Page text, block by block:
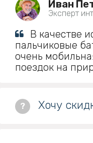
Иван
Эксперт
В качестве
пальчиковые
очень
поездок на
? Хочу